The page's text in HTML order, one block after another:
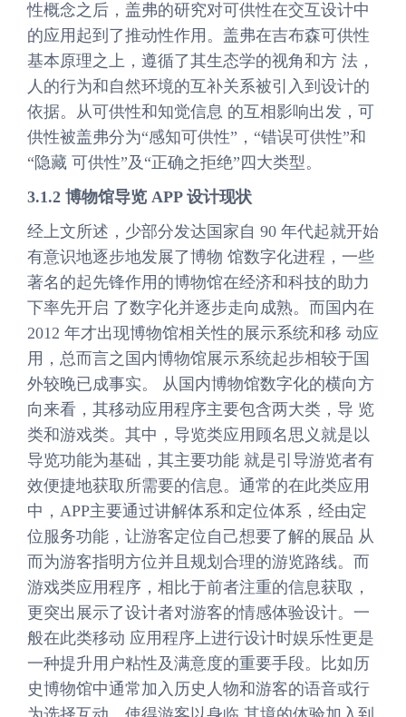
性概念之后，盖弗的研究对可供性在交互设计中
的应用起到了推动性作用。盖弗在吉布森可供性
基本原理之上，遵循了其生态学的视角和方 法，
人的行为和自然环境的互补关系被引入到设计的
依据。从可供性和知觉信息 的互相影响出发，可
供性被盖弗分为“感知可供性”，“错误可供性”和
“隐藏 可供性”及“正确之拒绝”四大类型。
3.1.2 博物馆导览 APP 设计现状
经上文所述，少部分发达国家自 90 年代起就开始
有意识地逐步地发展了博物 馆数字化进程，一些
著名的起先锋作用的博物馆在经济和科技的助力
下率先开启 了数字化并逐步走向成熟。而国内在
2012 年才出现博物馆相关性的展示系统和移 动应
用，总而言之国内博物馆展示系统起步相较于国
外较晚已成事实。 从国内博物馆数字化的横向方
向来看，其移动应用程序主要包含两大类，导 览
类和游戏类。其中，导览类应用顾名思义就是以
导览功能为基础，其主要功能 就是引导游览者有
效便捷地获取所需要的信息。通常的在此类应用
中，APP主要通过讲解体系和定位体系，经由定
位服务功能，让游客定位自己想要了解的展品 从
而为游客指明方位并且规划合理的游览路线。而
游戏类应用程序，相比于前者注重的信息获取，
更突出展示了设计者对游客的情感体验设计。一
般在此类移动 应用程序上进行设计时娱乐性更是
一种提升用户粘性及满意度的重要手段。比如历
史博物馆中通常加入历史人物和游客的语音或行